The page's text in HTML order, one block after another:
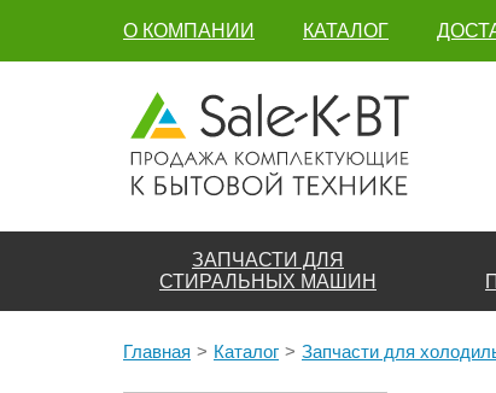
О КОМПАНИИ КАТАЛОГ
ЗАПЧАСТИ ДЛЯ
СТИРАЛЬНЫХ МАШИН
Главная Каталог Запчасти для